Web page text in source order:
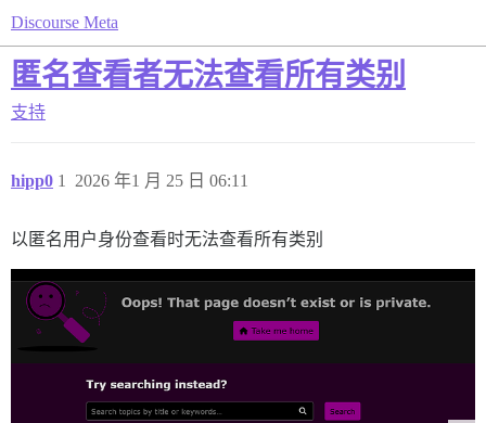
Discourse Meta
匿名查看者无法查看所有类别
支持
hipp0 2026 年1 月 25 日 06:11
1
以匿名用户身份查看时无法查看所有类别